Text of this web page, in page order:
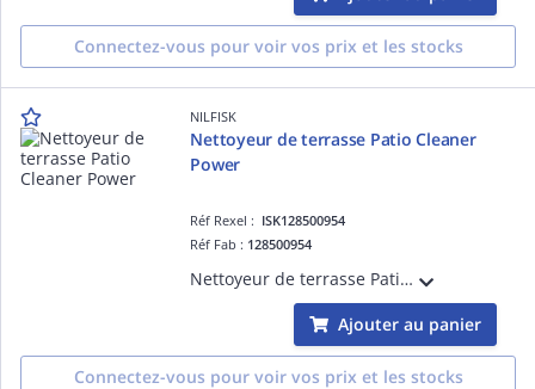
Connectez-vous pour voir vos prix et les stocks
NILFISK
Nettoyeur de terrasse Patio Cleaner
Power
Réf Rexel : ISK128500954
Réf Fab : 128500954
Nettoyeur de terrasse Patio Cleaner Power
Ajouter au panier
Connectez-vous pour voir vos prix et les stocks